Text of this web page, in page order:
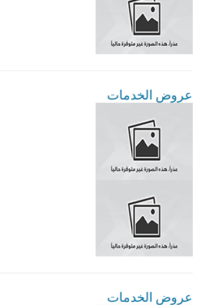
عروض الخدمات
عروض الخدمات